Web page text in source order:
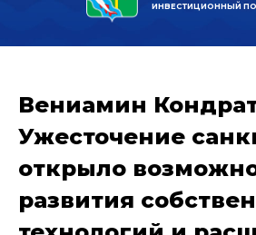
ИНВЕСТИЦИОННЫЙ
Вениамин
Ужесточение
открыло
развития